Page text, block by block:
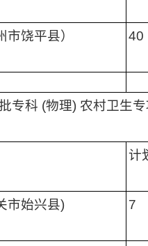
饶平县） 40
专科 (物理) 农村卫生
计
市始兴县) 7